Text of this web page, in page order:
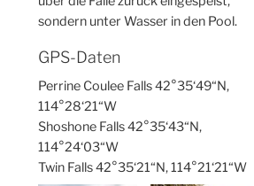
sondern unter Wasser in den Pool.
GPS-Daten
Perrine Coulee Falls 42°35‘49“N,
114°28‘21“W
Shoshone Falls 42°35‘43“N,
114°24‘03“W
Twin Falls 42°35‘21“N, 114°21‘21“W